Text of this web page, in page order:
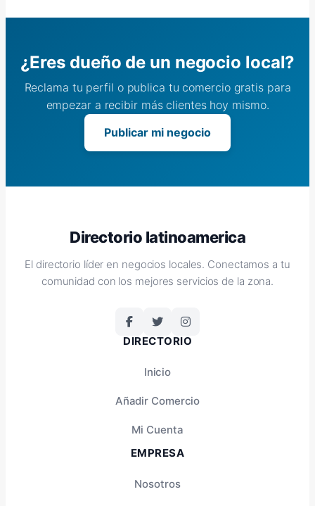
¿Eres dueño de un negocio local?
Reclama tu perfil o publica tu comercio gratis para
empezar a recibir más clientes hoy mismo.
Publicar mi negocio
Directorio latinoamerica
El directorio líder en negocios locales. Conectamos a tu
comunidad con los mejores servicios de la zona.
DIRECTORIO
Inicio
Añadir Comercio
Mi Cuenta
EMPRESA
Nosotros